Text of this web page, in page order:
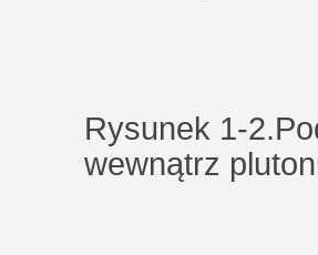
Rysunek 1-
wewnątrz